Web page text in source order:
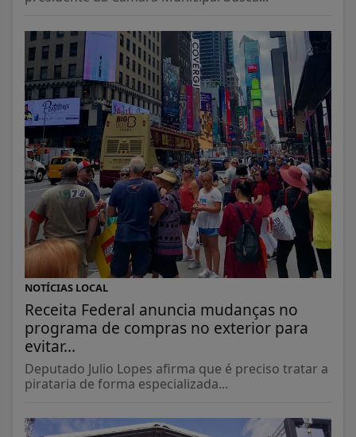
NOTÍCIAS LOCAL
Receita Federal anuncia mudanças no
programa de compras no exterior para
evitar...
Deputado Julio Lopes afirma que é preciso tratar a
pirataria de forma especializada...